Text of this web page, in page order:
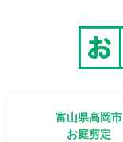
富山県高岡市
お庭剪定